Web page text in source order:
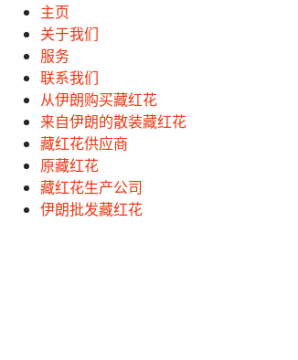
主页
关于我们
服务
联系我们
从伊朗购买藏红花
来自伊朗的散装藏红花
藏红花供应商
原藏红花
藏红花生产公司
伊朗批发藏红花